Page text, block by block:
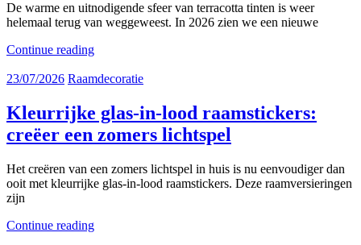
De warme en uitnodigende sfeer van terracotta tinten is weer
helemaal terug van weggeweest. In 2026 zien we een nieuwe
Continue reading
23/07/2026 Raamdecoratie
Kleurrijke glas-in-lood raamstickers:
creëer een zomers lichtspel
Het creëren van een zomers lichtspel in huis is nu eenvoudiger dan
ooit met kleurrijke glas-in-lood raamstickers. Deze raamversieringen
zijn
Continue reading